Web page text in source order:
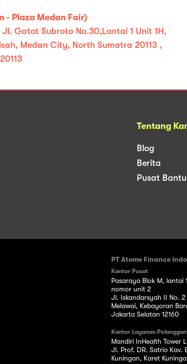
- Plaza Medan Fair)
Jl. Gatot Subroto No.30,Lantai 1 Unit 1H,
Medan City, North Sumatra 20113 ,
Tentang
Blog
Berita
Pusat
PT Atome Finance
Kantor Pusat
Pasaraya Blok M, lantai
nomor unit 2
Jl. Iskandarsyah II No. 2
Melawai, Kebayoran
Jakarta Selatan 12160
Kantor Layanan Pelanggan
Mandiri InHealth Tower
Jl. Prof. DR. Satrio Kav.
Kuningan, Karet